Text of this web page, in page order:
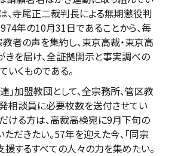
、寺尾正二裁判長による無期懲役判
年の10月31日であることから、毎
者の声を集約し、東京高裁・東京高
を届け、全証拠開示と事実調べの
いくものである。
」加盟教団として、全宗務所、管区教
相談員に必要枚数を送付させてい
ける方は、高裁高検宛に9月下旬の
だきたい。57年を迎えた今、「同宗
援するすべての人々の力を集めたい。